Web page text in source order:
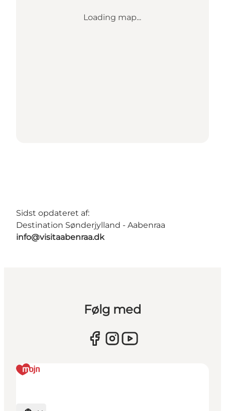
Loading map...
Sidst opdateret af:
Destination Sønderjylland - Aabenraa
info@visitaabenraa.dk
Følg med